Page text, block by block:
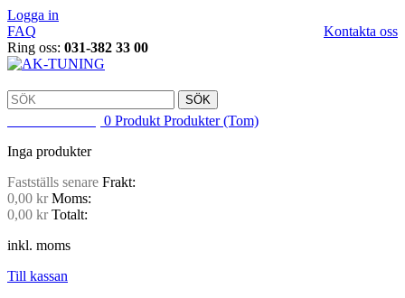
Logga in
Kontakta oss
FAQ
Ring oss: 031-382 33 00
SÖK
0 Produkt Produkter (Tom)
Inga produkter
Fastställs senare Frakt:
0,00 kr Moms:
0,00 kr Totalt:
inkl. moms
Till kassan